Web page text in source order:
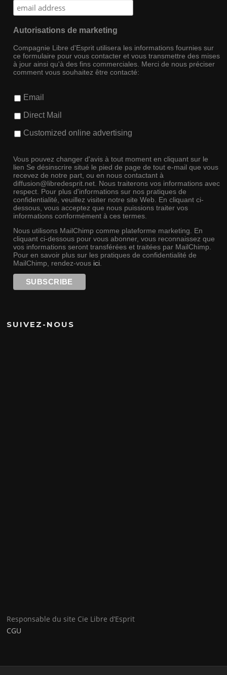
Autorisations de marketing
Compagnie Libre d'Esprit utilisera les informations fournies sur
ce formulaire pour vous contacter et vous transmettre des mises
à jour ainsi qu'à des fins commerciales. Merci de nous préciser
comment vous souhaitez être contacté:
Email
Direct Mail
Customized online advertising
Vous pouvez changer d'avis à tout moment en cliquant sur le
lien Se désinscrire situé le pied de page de tout e-mail que vous
recevez de notre part, ou en nous contactant à
diffusion@libredesprit.net. Nous traiterons vos informations avec
respect. Pour plus d'informations sur nos pratiques de
confidentialité, veuillez visiter notre site Web. En cliquant ci-
dessous, vous acceptez que nous puissions traiter vos
informations conformément à ces termes.
Nous utilisons MailChimp comme plateforme marketing. En
cliquant ci-dessous pour vous abonner, vous reconnaissez que
vos informations seront transférées et traitées par MailChimp.
Pour en savoir plus sur les pratiques de confidentialité de
MailChimp, rendez-vous ici.
SUIVEZ-NOUS
Responsable du site Cie Libre d’Esprit
CGU